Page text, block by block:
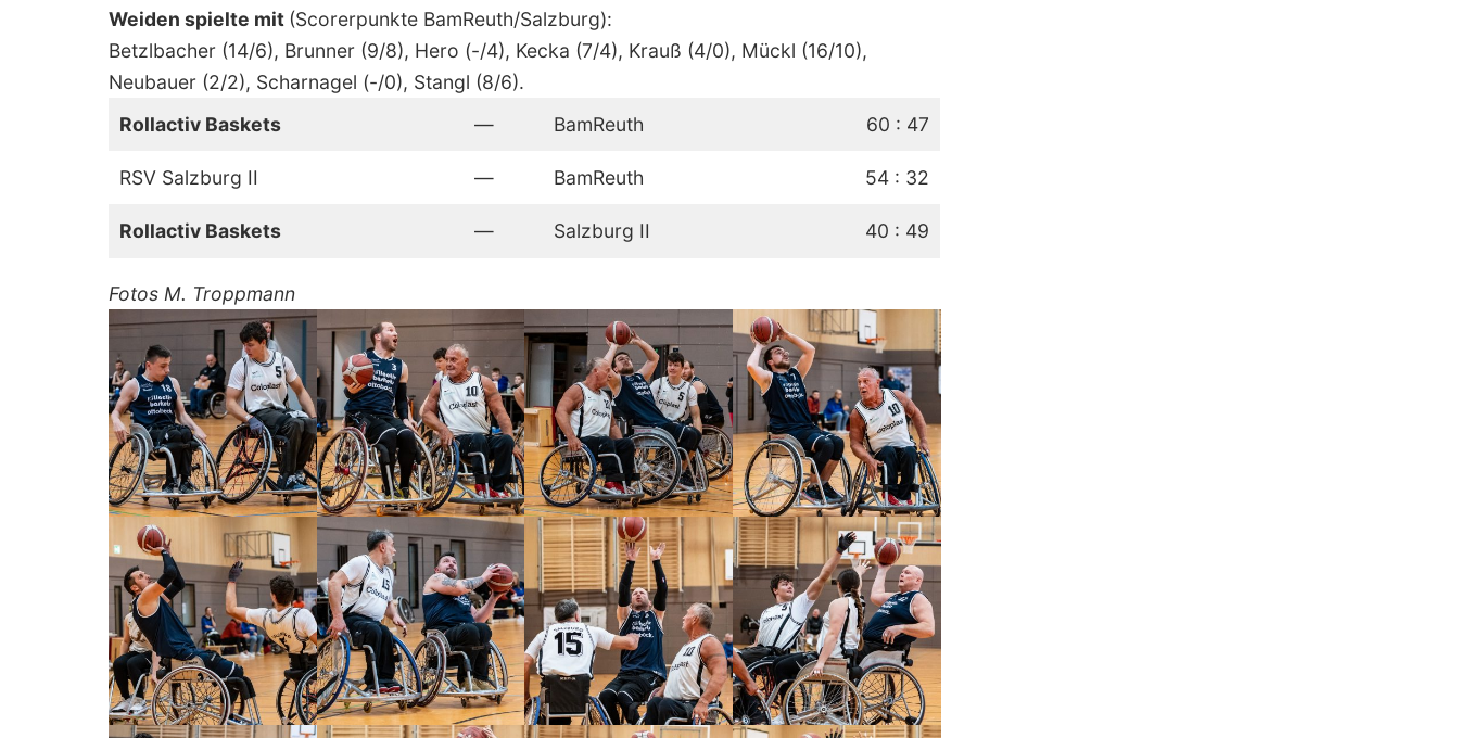
Weiden spielte mit (Scorerpunkte BamReuth/Salzburg):
Betzlbacher (14/6), Brunner (9/8), Hero (-/4), Kecka (7/4), Krauß (4/0), Mückl (16/10),
Neubauer (2/2), Scharnagel (-/0), Stangl (8/6).
Rollactiv Baskets
— BamReuth 60 : 47
RSV Salzburg II — BamReuth 54 : 32
Rollactiv Baskets — Salzburg II 40 : 49
Fotos M. Troppmann